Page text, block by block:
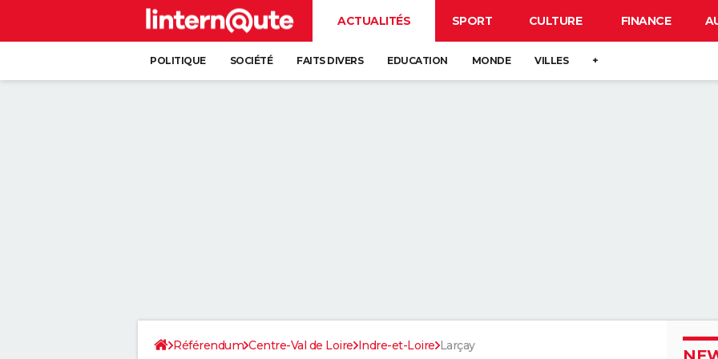
ACTUALITÉS SPORT CULTURE FINANCE
POLITIQUE SOCIÉTÉ FAITS DIVERS EDUCATION MONDE VILLES +
Référendum Centre-Val de Loire Indre-et-Loire Larçay